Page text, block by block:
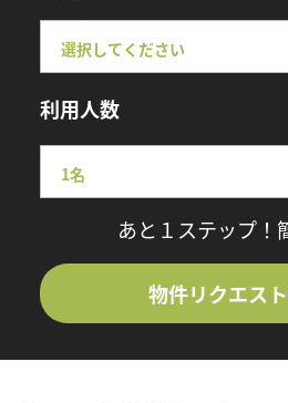
利用人数
あと１ステップ！
物件リクエス